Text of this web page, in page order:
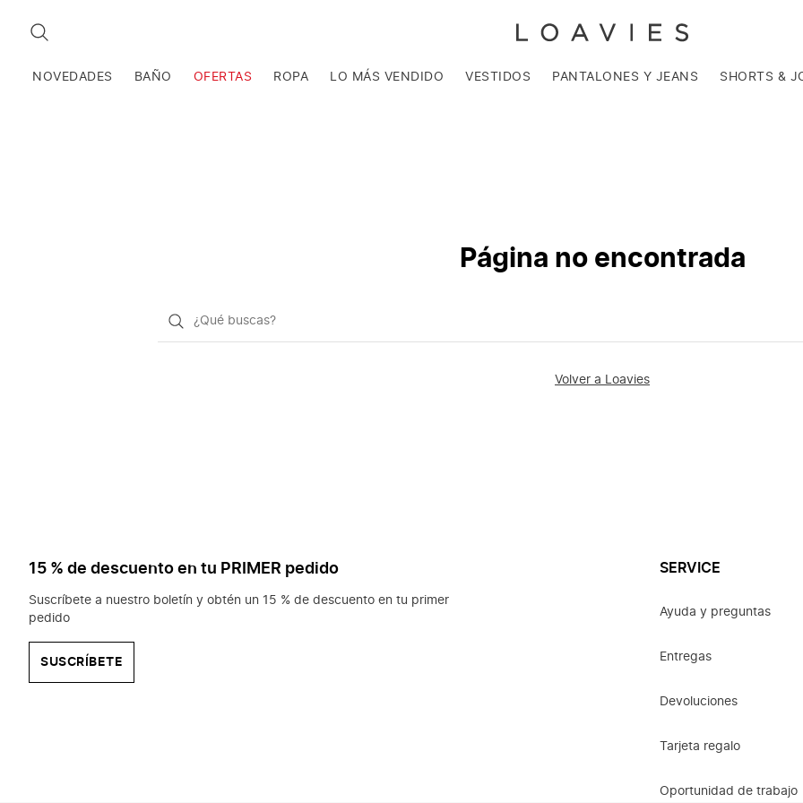
BUSCAR
NOVEDADES BAÑO OFERTAS ROPA LO MÁS VENDIDO VESTIDOS PANTALONES Y JEANS SHORTS &
Página no encontrada
¿Qué
Volver a Loavies
15 % de descuento en tu PRIMER pedido
Suscríbete a nuestro boletín y obtén un 15 % de descuento en tu primer
pedido
SUSCRÍBETE
SERVICE
Ayuda y preguntas
Entregas
Devoluciones
Tarjeta regalo
Oportunidad de trabajo